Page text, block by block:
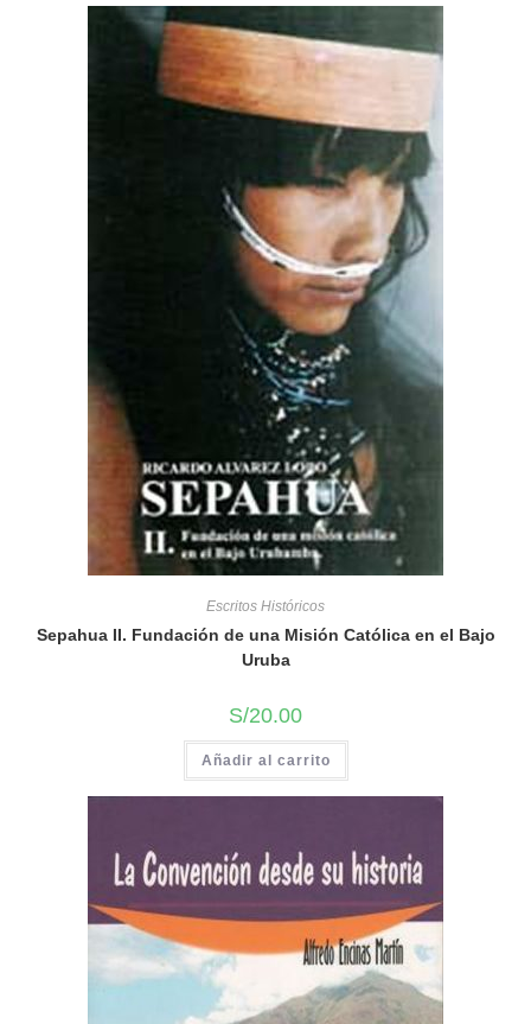
Escritos Históricos
Sepahua II. Fundación de una Misión Católica en el Bajo
Uruba
S/20.00
Añadir al carrito